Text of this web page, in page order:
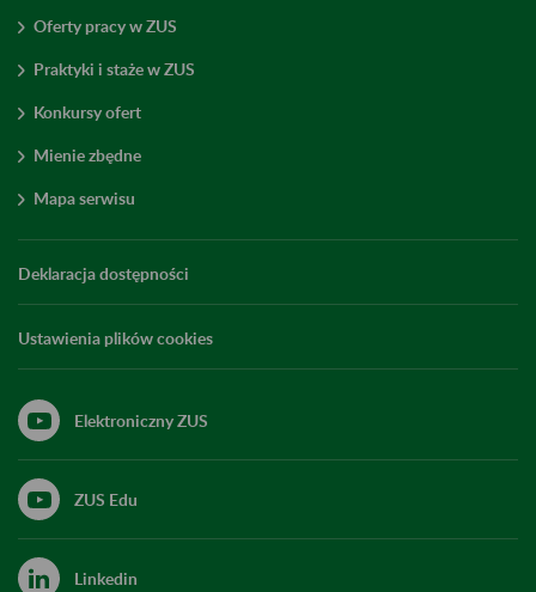
Oferty pracy w ZUS
Praktyki i staże w ZUS
Konkursy ofert
Mienie zbędne
Mapa serwisu
Deklaracja dostępności
Ustawienia plików cookies
Elektroniczny ZUS
ZUS Edu
Linkedin